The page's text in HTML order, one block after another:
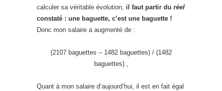
calculer sa véritable évolution, il faut partir du réel
constaté : une baguette, c’est une baguette !
Donc mon salaire a augmenté de :
(2107 baguettes – 1482 baguettes) / (1482
baguettes) ,
Quant à mon salaire d’aujourd’hui, il est en fait égal